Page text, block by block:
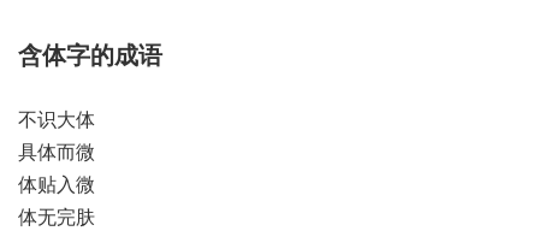
含体字的成语
不识大体
具体而微
体贴入微
体无完肤